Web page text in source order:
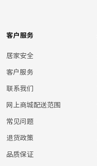
客户服务
居家安全
客户服务
联系我们
网上商城配送范围
常见问题
退货政策
品质保证